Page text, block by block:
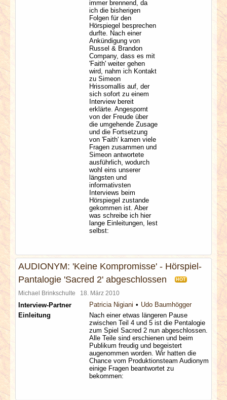
immer brennend, da
ich die bisherigen
Folgen für den
Hörspiegel besprechen
durfte. Nach einer
Ankündigung von
Russel & Brandon
Company, dass es mit
'Faith' weiter gehen
wird, nahm ich Kontakt
zu Simeon
Hrissomallis auf, der
sich sofort zu einem
Interview bereit
erklärte. Angespornt
von der Freude über
die umgehende Zusage
und die Fortsetzung
von 'Faith' kamen viele
Fragen zusammen und
Simeon antwortete
ausführlich, wodurch
wohl eins unserer
längsten und
informativsten
Interviews beim
Hörspiegel zustande
gekommen ist. Aber
was schreibe ich hier
lange Einleitungen, lest
selbst:
AUDIONYM: 'Keine Kompromisse' - Hörspiel-
Pantalogie 'Sacred 2' abgeschlossen
HOT
Michael Brinkschulte 18. März 2010
Interview-Partner Patricia Nigiani
Udo Baumhögger
Einleitung
Nach einer etwas längeren Pause
zwischen Teil 4 und 5 ist die Pentalogie
zum Spiel Sacred 2 nun abgeschlossen.
Alle Teile sind erschienen und beim
Publikum freudig und begeistert
augenommen worden. Wir hatten die
Chance vom Produktionsteam Audionym
einige Fragen beantwortet zu
bekommen: